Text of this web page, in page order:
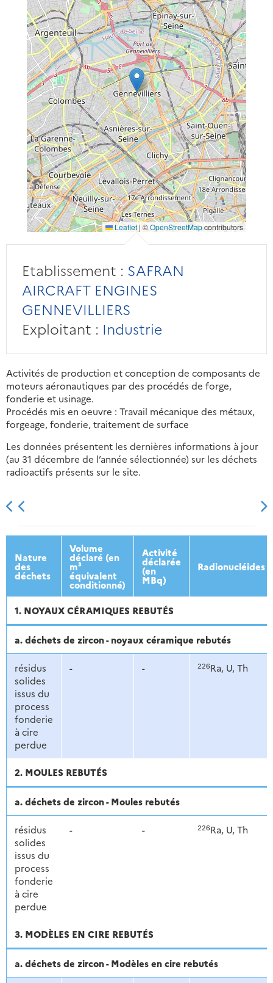
Leaflet |©OpenStreetMapcontributors
Etablissement : SAFRAN
AIRCRAFT ENGINES
GENNEVILLIERS
Exploitant : Industrie
Activités de production et conception de composants de
moteurs aéronautiques par des procédés de forge,
fonderie et usinage.
Procédés mis en oeuvre : Travail mécanique des métaux,
forgeage, fonderie, traitement de surface
Les données présentent les dernières informations à jour
(au 31 décembre de l’année sélectionnée) sur les déchets
radioactifs présents sur le site.
2013 2014 2015 2016
Nature
des
déchets
Volume
déclaré (en
m³
équivalent
conditionné)
Activité
déclarée
(en
MBq)
Radionucléides
1. NOYAUX CÉRAMIQUES REBUTÉS
a. déchets de zircon - noyaux céramique rebutés
résidus
solides
issus du
process
fonderie
à cire
perdue
- - 226Ra, U, Th
2. MOULES REBUTÉS
a. déchets de zircon - Moules rebutés
résidus
solides
issus du
process
fonderie
à cire
perdue
- - 226Ra, U, Th
3. MODÈLES EN CIRE REBUTÉS
a. déchets de zircon - Modèles en cire rebutés